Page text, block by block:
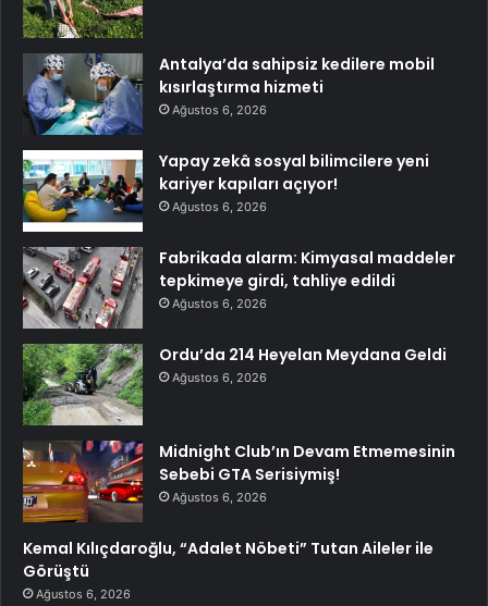
Antalya’da sahipsiz kedilere mobil
kısırlaştırma hizmeti
Ağustos 6, 2026
Yapay zekâ sosyal bilimcilere yeni
kariyer kapıları açıyor!
Ağustos 6, 2026
Fabrikada alarm: Kimyasal maddeler
tepkimeye girdi, tahliye edildi
Ağustos 6, 2026
Ordu’da 214 Heyelan Meydana Geldi
Ağustos 6, 2026
Midnight Club’ın Devam Etmemesinin
Sebebi GTA Serisiymiş!
Ağustos 6, 2026
Kemal Kılıçdaroğlu, “Adalet Nöbeti” Tutan Aileler ile
Görüştü
Ağustos 6, 2026